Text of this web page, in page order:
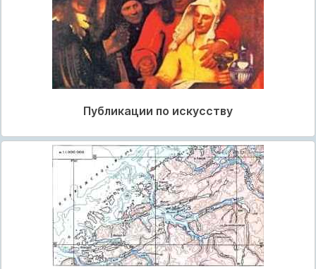
Публикации по искусству